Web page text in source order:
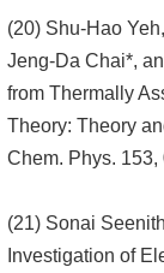
(20) Shu-Hao
Jeng-Da Chai*,
from Thermally
Theory: Theory
Chem. Phys. 153,
(21) Sonai
Investigation of